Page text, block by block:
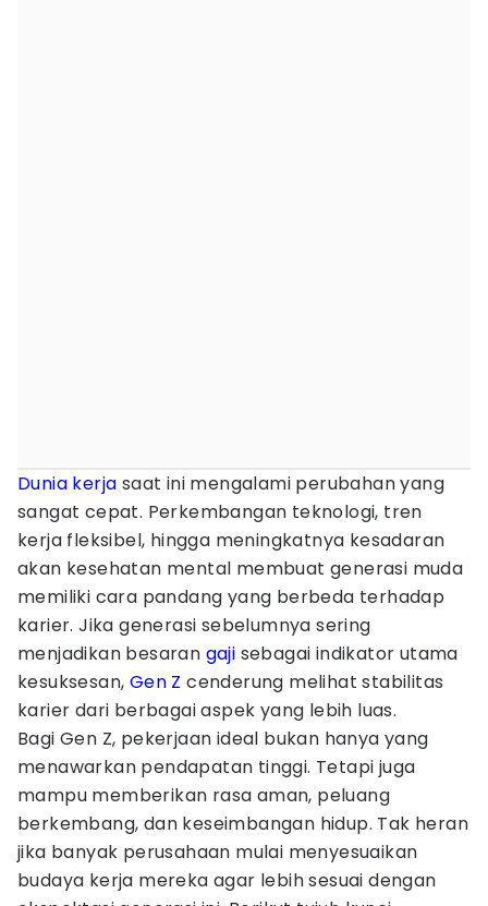
Dunia kerja saat ini mengalami perubahan yang
sangat cepat. Perkembangan teknologi, tren
kerja fleksibel, hingga meningkatnya kesadaran
akan kesehatan mental membuat generasi muda
memiliki cara pandang yang berbeda terhadap
karier. Jika generasi sebelumnya sering
menjadikan besaran gaji sebagai indikator utama
kesuksesan, Gen Z cenderung melihat stabilitas
karier dari berbagai aspek yang lebih luas.
Bagi Gen Z, pekerjaan ideal bukan hanya yang
menawarkan pendapatan tinggi. Tetapi juga
mampu memberikan rasa aman, peluang
berkembang, dan keseimbangan hidup. Tak heran
jika banyak perusahaan mulai menyesuaikan
budaya kerja mereka agar lebih sesuai dengan